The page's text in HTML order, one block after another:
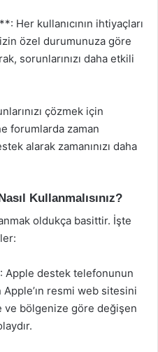
Her kullanıcının ihtiyaçları
özel durumunuza göre
sorunlarınızı daha etkili
çözmek için
forumlarda zaman
alarak zamanınızı daha
Kullanmalısınız?
oldukça basittir. İşte
Apple destek telefonunun
resmi web sitesini
bölgenize göre değişen